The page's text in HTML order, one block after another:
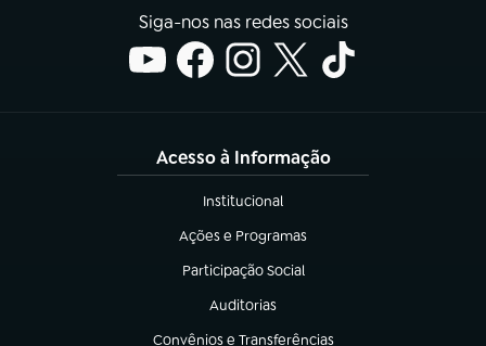
Siga-nos nas redes sociais
Acesso à Informação
Institucional
(abre em nova aba)
Ações e Programas
(abre em nova aba)
Participação Social
(abre em nova aba)
Auditorias
(abre em nova aba)
Convênios e Transferências